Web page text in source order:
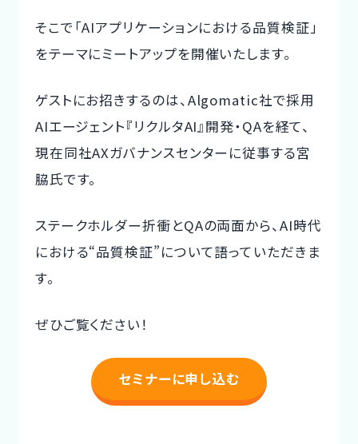
CTO Event
CTOインタビュー
開発手法と体制
Development method
Examples of companies
デザイナー
そこで「AIアプリケーションにおける品質検証」
をテーマにミートアップを開催いたします。
ゲストにお招きするのは、Algomatic社で採用
AIエージェント『リクルタAI』開発・QAを経て、
現在同社AXガバナンスセンターに従事する宮
脇氏です。
ステークホルダー折衝とQAの両面から、AI時代
における“品質検証”について語っていただきま
す。
ぜひご覧ください！
セミナーに申し込む